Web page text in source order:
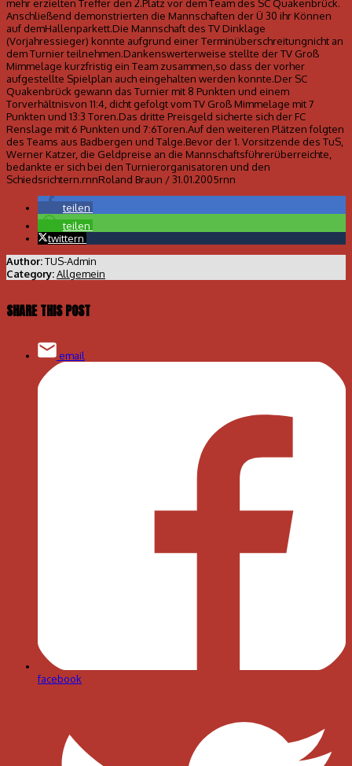
mehr erzielten Treffer den 2.Platz vor dem Team des SC Quakenbrück.
Anschließend demonstrierten die Mannschaften der Ü 30 ihr Können
auf demHallenparkett.Die Mannschaft des TV Dinklage
(Vorjahressieger) konnte aufgrund einer Terminüberschreitungnicht an
dem Turnier teilnehmen.Dankenswerterweise stellte der TV Groß
Mimmelage kurzfristig ein Team zusammen,so dass der vorher
aufgestellte Spielplan auch eingehalten werden konnte.Der SC
Quakenbrück gewann das Turnier mit 8 Punkten und einem
Torverhältnisvon 11:4, dicht gefolgt vom TV Groß Mimmelage mit 7
Punkten und 13:3 Toren.Das dritte Preisgeld sicherte sich der FC
Renslage mit 6 Punkten und 7:6Toren.Auf den weiteren Plätzen folgten
des Teams aus Badbergen und Talge.Bevor der 1. Vorsitzende des TuS,
Werner Katzer, die Geldpreise an die Mannschaftsführerüberreichte,
bedankte er sich bei den Turnierorganisatoren und den
Schiedsrichtern.rnnRoland Braun / 31.01.2005rnn
teilen
teilen
twittern
Author:TUS-Admin
Category:Allgemein
SHARE THIS POST
email
facebook